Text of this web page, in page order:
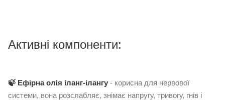
Активні компоненти:
🍃 Ефірна олія іланг-ілангу - корисна для нервової
системи, вона розслабляє, знімає напругу, тривогу, гнів і